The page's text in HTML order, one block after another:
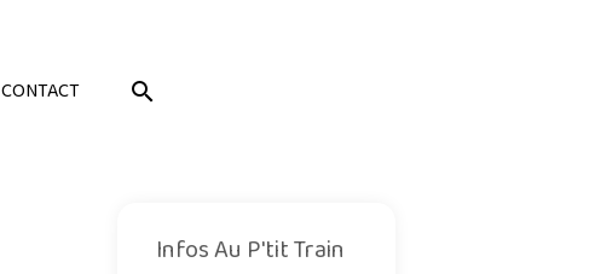
CONTACT
Infos Au P'tit Train